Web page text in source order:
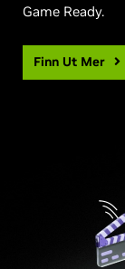
Game Ready.
Finn Ut Mer